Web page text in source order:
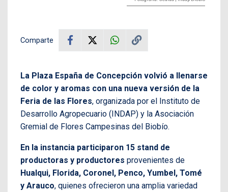
Comparte
La Plaza España de Concepción volvió a llenarse
de color y aromas con una nueva versión de la
Feria de las Flores, organizada por el Instituto de
Desarrollo Agropecuario (INDAP) y la Asociación
Gremial de Flores Campesinas del Biobío.
En la instancia participaron 15 stand de
productoras y productores provenientes de
Hualqui, Florida, Coronel, Penco, Yumbel, Tomé
y Arauco, quienes ofrecieron una amplia variedad